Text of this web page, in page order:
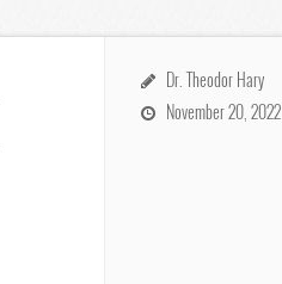
Dr. Theodor Hary
November 20, 2022